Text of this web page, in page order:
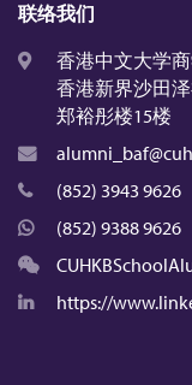
联络我们
香港中文大学
香港新界沙田
郑裕彤楼15楼
(852) 3943 9626
(852) 9388 9626
https://